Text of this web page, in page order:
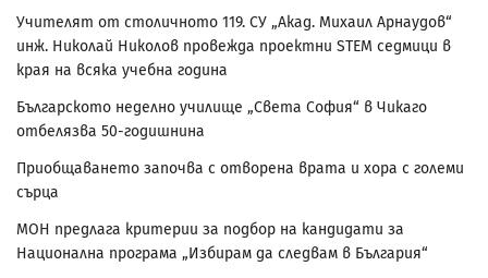
Учителят от столичното 119. СУ „Акад. Михаил Арнаудов“
инж. Николай Николов провежда проектни STEM седмици в
края на всяка учебна година
Българското неделно училище „Света София“ в Чикаго
отбелязва 50-годишнина
Приобщаването започва с отворена врата и хора с големи
сърца
МОН предлага критерии за подбор на кандидати за
Национална програма „Избирам да следвам в България“